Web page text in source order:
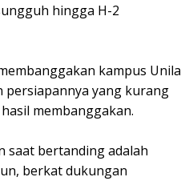
hingga H-2
kampus Unila
persiapannya yang kurang
membanggakan.
saat bertanding adalah
berkat dukungan